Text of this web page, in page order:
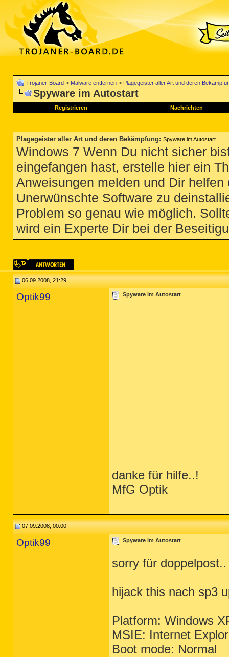
Trojaner-Board > Malware entfernen > Plagegeister aller Art und deren
Spyware im Autostart
Registrieren Nachrichten
Plagegeister aller Art und deren Bekämpfung: Spyware im Autostart
Windows 7 Wenn Du nicht sicher
eingefangen hast, erstelle hier ein
Anweisungen melden und Dir
Unerwünschte Software zu
Problem so genau wie möglich.
wird ein Experte Dir bei der
06.09.2008, 21:29
Optik99 Spyware im Autostart
danke für hilfe..!
MfG Optik
07.09.2008, 00:00
Optik99 Spyware im Autostart
sorry für doppelpost..
hijack this nach sp3
Platform: Windows
MSIE: Internet
Boot mode: Normal